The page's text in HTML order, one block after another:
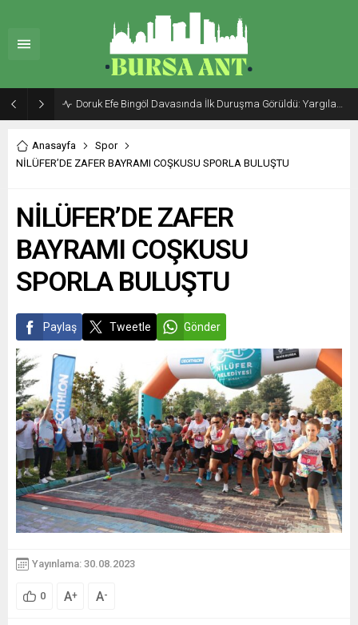
Doruk Efe Bingöl Davasında İlk Duruşma Görüldü: Yargılama 20 Ekim 2026’ya Ertelendi
Anasayfa
Spor
NİLÜFER’DE ZAFER BAYRAMI COŞKUSU SPORLA BULUŞTU
NİLÜFER’DE ZAFER
BAYRAMI COŞKUSU
SPORLA BULUŞTU
Paylaş Tweetle Gönder
Yayınlama: 30.08.2023
0 A+ A-